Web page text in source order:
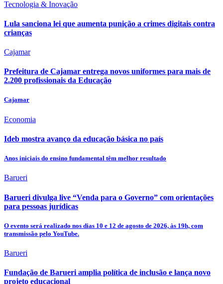
Tecnologia & Inovação
Lula sanciona lei que aumenta punição a crimes digitais contra
crianças
Cajamar
Prefeitura de Cajamar entrega novos uniformes para mais de
2.200 profissionais da Educação
Cajamar
Economia
Ideb mostra avanço da educação básica no país
Anos iniciais do ensino fundamental têm melhor resultado
Barueri
Barueri divulga live “Venda para o Governo” com orientações
para pessoas jurídicas
O evento será realizado nos dias 10 e 12 de agosto de 2026, às 19h, com
transmissão pelo YouTube.
Barueri
Fundação de Barueri amplia política de inclusão e lança novo
projeto educacional